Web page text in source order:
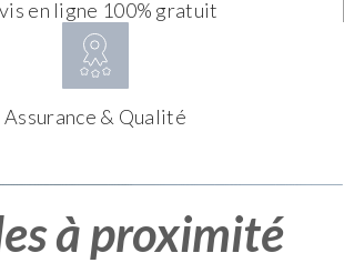
en ligne 100% gratuit
Assurance & Qualité
à proximité